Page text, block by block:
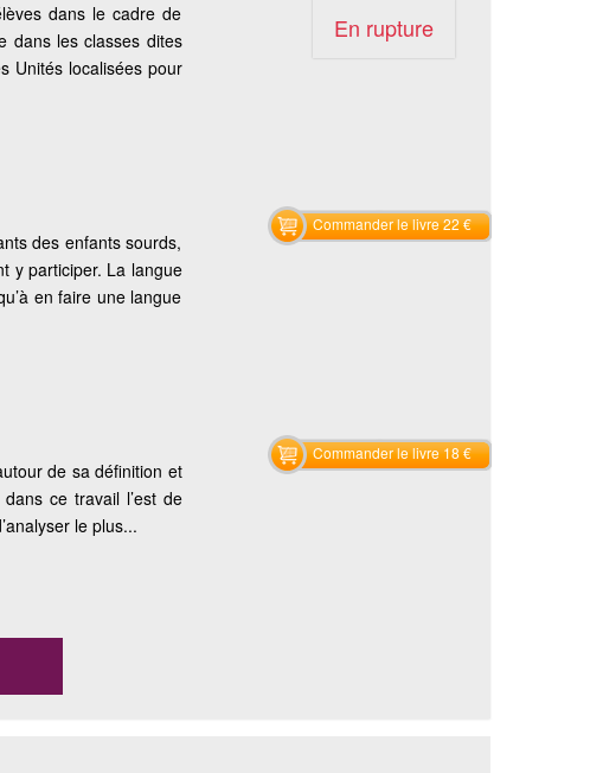
dans le cadre de
dans les classes dites
Unités localisées pour
En rupture
des enfants sourds,
y participer. La langue
en faire une langue
Commander le livre 22 €
de sa définition et
ce travail l’est de
le plus...
Commander le livre 18 €